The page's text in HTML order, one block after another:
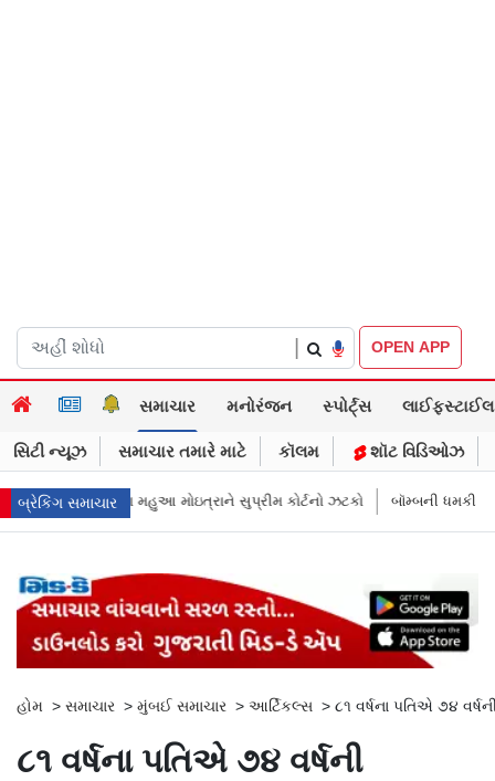
OPEN APP
સમાચાર મનોરંજન સ્પોર્ટ્સ લાઈફસ્ટાઈલ
સિટી ન્યૂઝ સમાચાર તમારે માટે કૉલમ શૉટ વિડિઓઝ
બ્રેકિંગ સમાચાર
કોર્ટનો ઝટકો બૉમ્બની ધમકી બાદ મુંબઈમાં હાઈ ઍલર્ટ: શહેરની સુરક્ષા
હોમ > સમાચાર > મુંબઈ સમાચાર > આર્ટિકલ્સ > ૮૧ વર્ષના પતિએ ૭૪
૮૧ વર્ષના પતિએ ૭૪ વર્ષની